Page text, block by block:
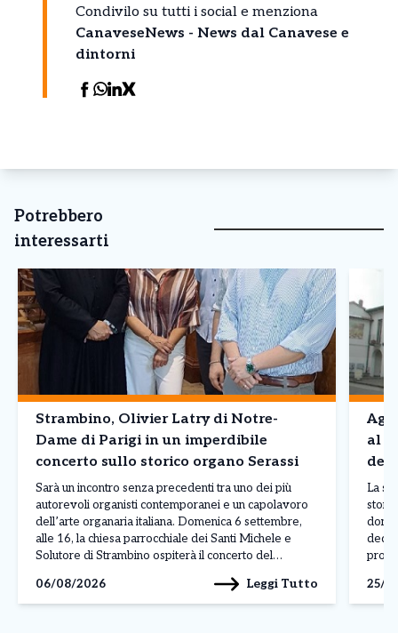
Condivilo su tutti i social e menziona
CanaveseNews - News dal Canavese e
dintorni
Potrebbero
interessarti
Strambino, Olivier Latry di Notre-
Dame di Parigi in un imperdibile
concerto sullo storico organo Serassi
Sarà un incontro senza precedenti tra uno dei più
autorevoli organisti contemporanei e un capolavoro
dell’arte organaria italiana. Domenica 6 settembre,
alle 16, la chiesa parrocchiale dei Santi Michele e
Solutore di Strambino ospiterà il concerto del
della Cattedrale di Notre-Dame di Parigi e
protagonista delle più prestigiose […]
06/08/2026 Leggi Tutto
al
La
con
25/